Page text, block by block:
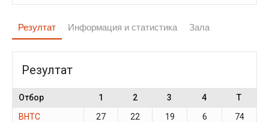
Резултат Информация и статистика Зала
Резултат
Отбор 1 2 3 4
T
ВНТС
27 22 19 6
74